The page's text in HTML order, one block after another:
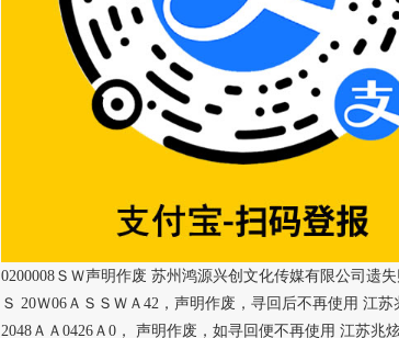
0200008ＳＷ声明作废 苏州鸿源兴创文化传媒有限公司遗
Ｓ 20Ｗ06ＡＳＳＷＡ42，声明作废，寻回后不再使用 江
2048ＡＡ0426Ａ0， 声明作废，如寻回便不再使用 江苏